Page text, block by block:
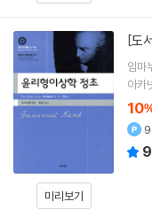
미리보기
[도
임마
아카
10